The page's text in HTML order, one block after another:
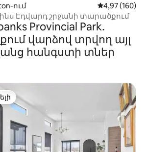
ում Միջին
4,97 (160)
Էդվարդ շրջանի տարածքում
Provincial Park․
վարձով տրվող այլ
հանգստի տներ
լավագույն տները